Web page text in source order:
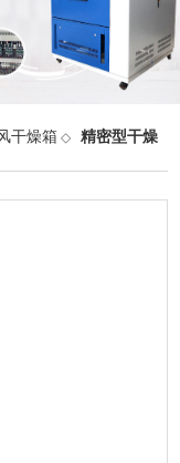
干燥箱 ◇精密型干燥